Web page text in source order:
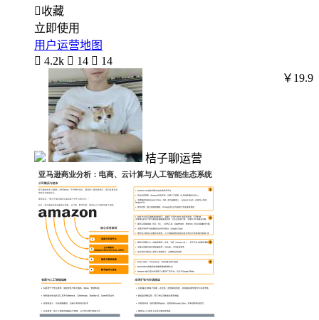
收藏
立即使用
用户运营地图
 4.2k  14  14
桔子聊运营
￥19.9